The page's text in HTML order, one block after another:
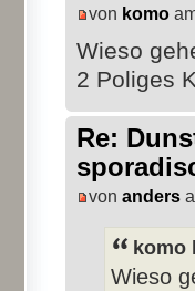
von komo
Wieso
2 Poliges
Re:
von anders
komo
Wieso